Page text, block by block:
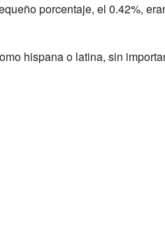
porcentaje, el 0.42%,
hispana o latina, sin